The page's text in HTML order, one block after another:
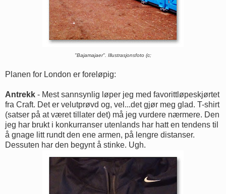
"Bajamajaer". Illustrasjonsfoto (c;
Planen for London er foreløpig:
Antrekk - Mest sannsynlig løper jeg med favorittløpeskjørtet
fra Craft. Det er velutprøvd og, vel...det gjør meg glad. T-shirt
(satser på at været tillater det) må jeg vurdere nærmere. Den
jeg har brukt i konkurranser utenlands har hatt en tendens til
å gnage litt rundt den ene armen, på lengre distanser.
Dessuten har den begynt å stinke. Ugh.